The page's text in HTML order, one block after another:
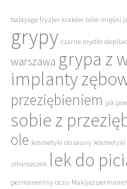
balayage fryzjer kraków bóle mięśni
grypy czarne mydło
warszawa grypa z
implanty
przeziębieniem jak
sobie z
ole kosmetyki do sauny
zmarszczek lek do
permanentny oczu Makijaż